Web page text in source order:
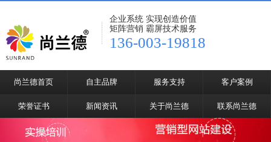
企业系统 实现创造价值
矩阵营销 霸屏技术服务
136-003-19818
尚兰德首页 自主品牌 服务支持 客户案例
荣誉证书 新闻资讯 关于尚兰德 联系尚兰德